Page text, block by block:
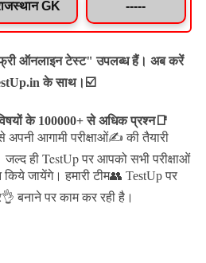
GK -----
ऑनलाइन टेस्ट" उपलब्ध हैं। अब करें
के साथ।☑️
के 100000+ से अधिक प्रश्न📑
अपनी आगामी परीक्षाओं✍️ की तैयारी
जल्द ही TestUp पर आपको सभी परीक्षाओं
जायेंगे। हमारी टीम👥 TestUp पर
बनाने पर काम कर रही है।